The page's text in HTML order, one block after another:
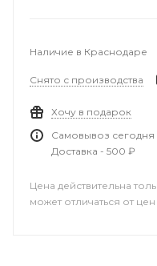
Наличие в Краснодаре
Снято с производства
Хочу в подарок
Самовывоз сегодня
Доставка - 500 ₽
Цена действительна
может отличаться от